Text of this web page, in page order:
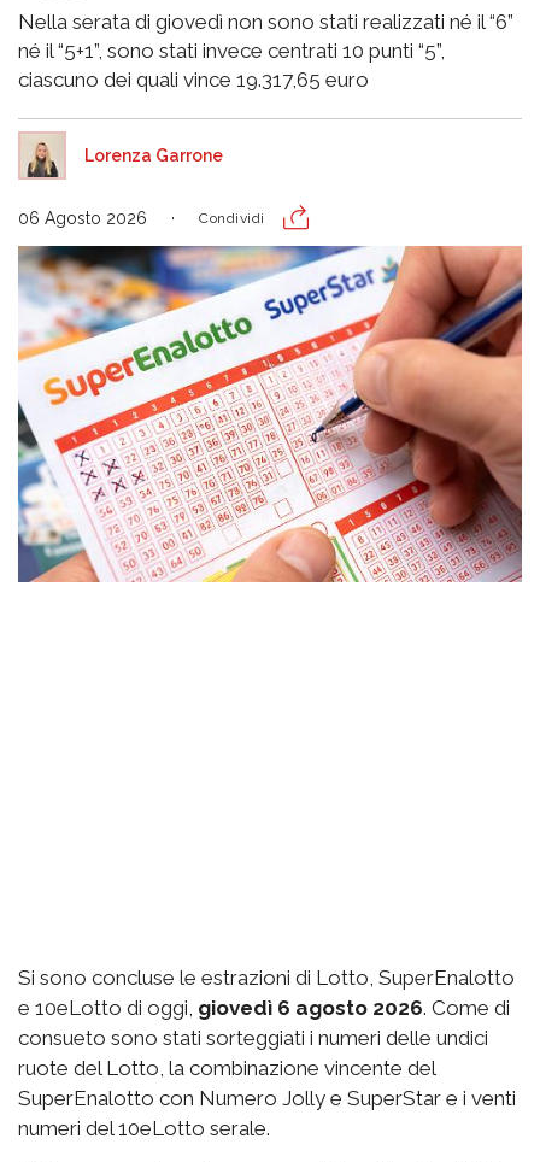
Nella serata di giovedì non sono stati realizzati né il “6”
né il “5+1”, sono stati invece centrati 10 punti “5”,
ciascuno dei quali vince 19.317,65 euro
Lorenza Garrone
06 Agosto 2026 Condividi
Si sono concluse le estrazioni di Lotto, SuperEnalotto
e 10eLotto di oggi, giovedì 6 agosto 2026. Come di
consueto sono stati sorteggiati i numeri delle undici
ruote del Lotto, la combinazione vincente del
SuperEnalotto con Numero Jolly e SuperStar e i venti
numeri del 10eLotto serale.